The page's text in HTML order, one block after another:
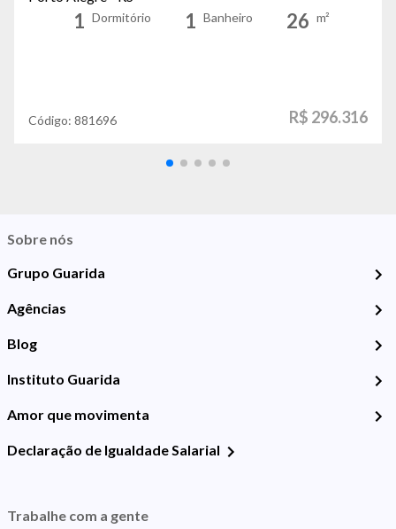
1 Dormitório 1 Banheiro 26 m²
Código: 881696 R$ 296.316
Sobre nós
Grupo Guarida
Agências
Blog
Instituto Guarida
Amor que movimenta
Declaração de Igualdade Salarial
Trabalhe com a gente